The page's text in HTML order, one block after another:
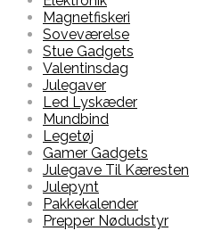
Magnetfiskeri
Soveværelse
Stue Gadgets
Valentinsdag
Julegaver
Led Lyskæder
Mundbind
Legetøj
Gamer Gadgets
Julegave Til Kæresten
Julepynt
Pakkekalender
Prepper Nødudstyr